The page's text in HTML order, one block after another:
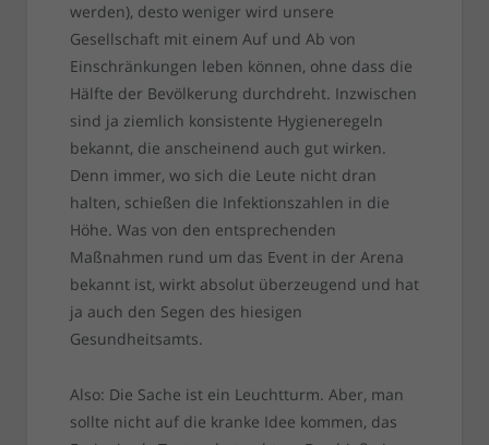
werden), desto weniger wird unsere
Gesellschaft mit einem Auf und Ab von
Einschränkungen leben können, ohne dass die
Hälfte der Bevölkerung durchdreht. Inzwischen
sind ja ziemlich konsistente Hygieneregeln
bekannt, die anscheinend auch gut wirken.
Denn immer, wo sich die Leute nicht dran
halten, schießen die Infektionszahlen in die
Höhe. Was von den entsprechenden
Maßnahmen rund um das Event in der Arena
bekannt ist, wirkt absolut überzeugend und hat
ja auch den Segen des hiesigen
Gesundheitsamts.
Also: Die Sache ist ein Leuchtturm. Aber, man
sollte nicht auf die kranke Idee kommen, das